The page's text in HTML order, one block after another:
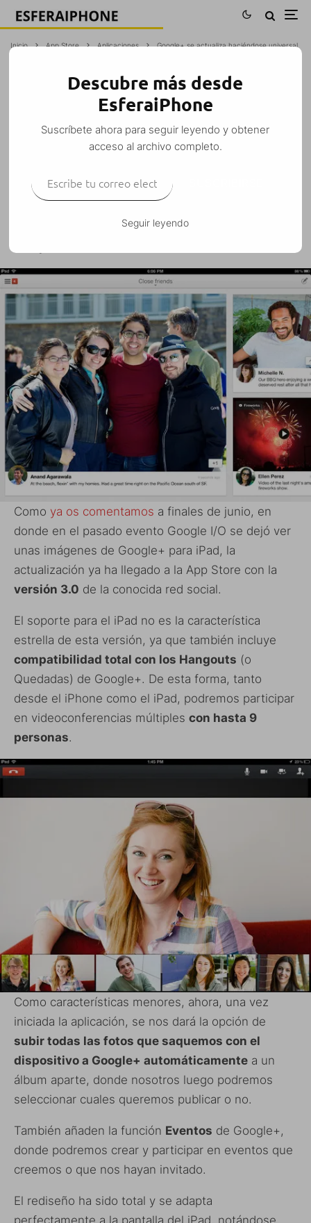
Inicio App Store Aplicaciones Google+ se actualiza haciéndose universal
GOOGLE+ SE ACTUALIZA HACIÉNDOSE
UNIVERSAL
Tomás · Aplicaciones App Store Gratis iPad iPhone iPod Touch
11 julio, 2012 · 1 Minuto de lectura
Google+ por fin se ha actualizado añadiendo
Como ya os comentamos a finales de junio, en
donde en el pasado evento Google I/O se dejó ver
unas imágenes de Google+ para iPad, la
actualización ya ha llegado a la App Store con la
versión 3.0 de la conocida red social.
El soporte para el iPad no es la característica
estrella de esta versión, ya que también incluye
compatibilidad total con los Hangouts (o
Quedadas) de Google+. De esta forma, tanto
desde el iPhone como el iPad, podremos participar
en videoconferencias múltiples con hasta 9
personas.
Como características menores, ahora, una vez
iniciada la aplicación, se nos dará la opción de
subir todas las fotos que saquemos con el
dispositivo a Google+ automáticamente a un
álbum aparte, donde nosotros luego podremos
seleccionar cuales queremos publicar o no.
También añaden la función Eventos de Google+,
donde podremos crear y participar en eventos que
creemos o que nos hayan invitado.
El rediseño ha sido total y se adapta
perfectamente a la pantalla del iPad, notándose
Descubre más desde
EsferaiPhone
Suscríbete ahora para seguir leyendo y obtener
acceso al archivo completo.
Seguir leyendo